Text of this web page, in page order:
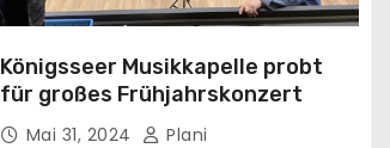
Königsseer Musikkapelle probt
für großes Frühjahrskonzert
Mai 31, 2024 Plani